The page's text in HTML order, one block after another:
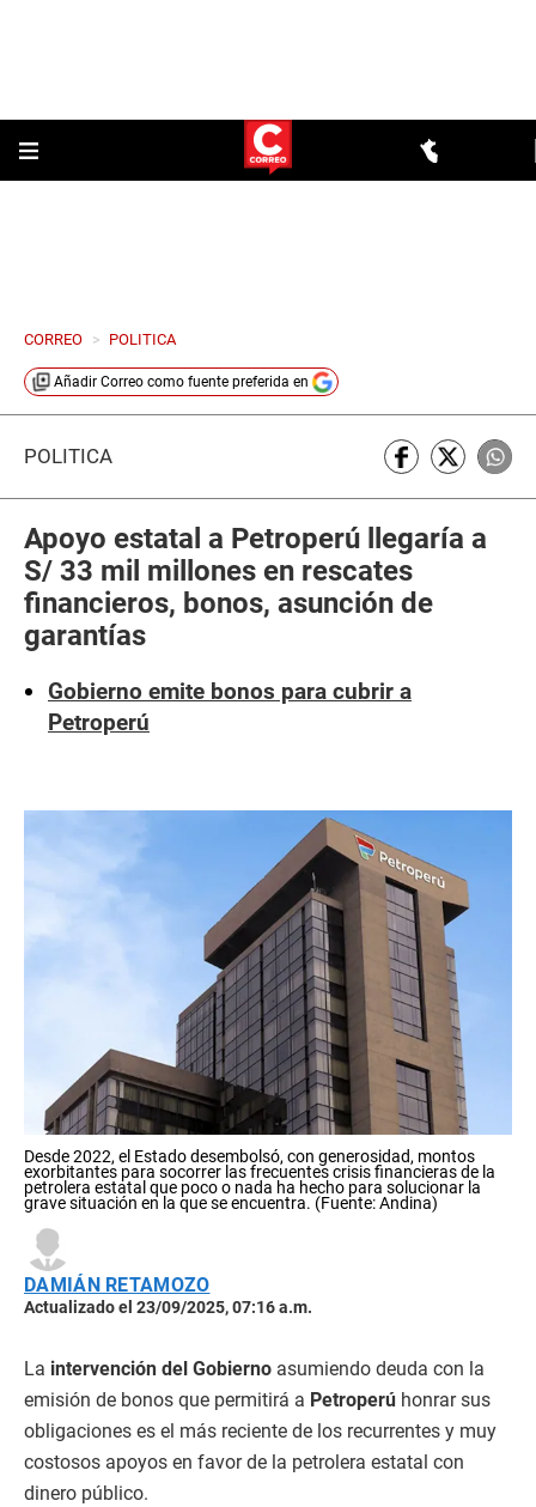
CORREO > POLITICA
Añadir Correo como fuente preferida en
POLÍTICA
Apoyo estatal a Petroperú llegaría a
S/ 33 mil millones en rescates
financieros, bonos, asunción de
garantías
Gobierno emite bonos para cubrir a
Petroperú
Desde 2022, el Estado desembolsó, con generosidad, montos
exorbitantes para socorrer las frecuentes crisis financieras de la
petrolera estatal que poco o nada ha hecho para solucionar la
grave situación en la que se encuentra. (Fuente: Andina)
DAMIÁN RETAMOZO
Actualizado el 23/09/2025, 07:16 a.m.
La intervención del Gobierno asumiendo deuda con la
emisión de bonos que permitirá a Petroperú honrar sus
obligaciones es el más reciente de los recurrentes y muy
costosos apoyos en favor de la petrolera estatal con
dinero público.